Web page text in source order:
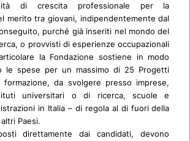
di crescita professionale per la
merito tra giovani, indipendentemente dal
purché già inseriti nel mondo del
o provvisti di esperienze occupazionali
la Fondazione sostiene in modo
le spese per un massimo di 25 Progetti
formazione, da svolgere presso imprese,
universitari o di ricerca, scuole e
in Italia – di regola al di fuori della
Paesi.
direttamente dai candidati, devono